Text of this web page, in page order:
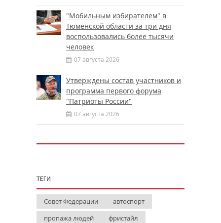
"Мобильным избирателем" в
Тюменской области за три дня
воспользовались более тысячи
человек
07 августа 2026
Утверждены состав участников и
программа первого форума
"Патриоты России"
07 августа 2026
ТЕГИ
Совет Федерации
автоспорт
пропажа людей
фристайл